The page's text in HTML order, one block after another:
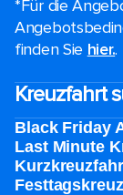
*Für die
finden Sie hier..
Kreuzfahrt
Black Friday
Last Minute